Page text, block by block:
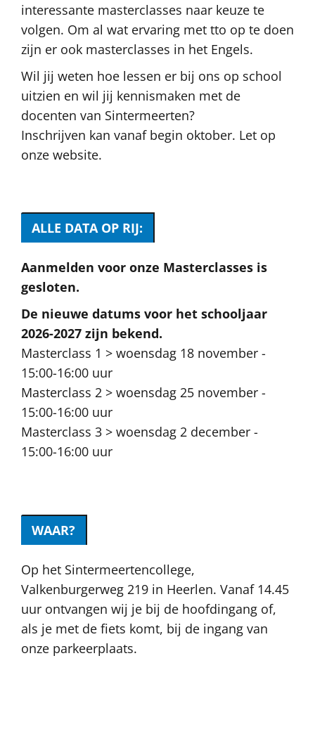
interessante masterclasses naar keuze te
volgen. Om al wat ervaring met tto op te doen
zijn er ook masterclasses in het Engels.
Wil jij weten hoe lessen er bij ons op school
uitzien en wil jij kennismaken met de
docenten van Sintermeerten?
Inschrijven kan vanaf begin oktober. Let op
onze website.
ALLE DATA OP RIJ:
Aanmelden voor onze Masterclasses is
gesloten.
De nieuwe datums voor het schooljaar
2026-2027 zijn bekend.
Masterclass 1 > woensdag 18 november -
15:00-16:00 uur
Masterclass 2 > woensdag 25 november -
15:00-16:00 uur
Masterclass 3 > woensdag 2 december -
15:00-16:00 uur
WAAR?
Op het Sintermeertencollege,
Valkenburgerweg 219 in Heerlen. Vanaf 14.45
uur ontvangen wij je bij de hoofdingang of,
als je met de fiets komt, bij de ingang van
onze parkeerplaats.